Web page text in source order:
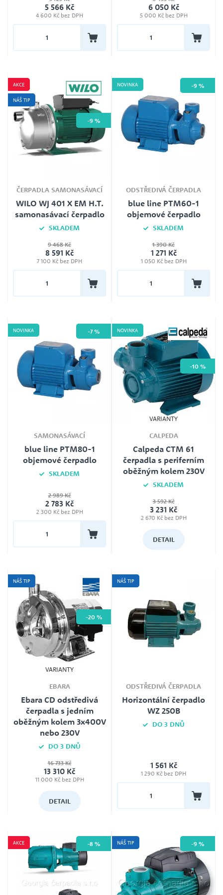
5 566 Kč
4 600 Kč bez DPH
Jmenovité napětí
400V
6 050 Kč
5 000 Kč bez DPH
AKCE
NÁŠ TIP
-9 %
ČERPADLA SAMONASÁVACÍ
WILO WJ 401 X EM H.T.
samonasávací čerpadlo
SKLADEM
9 468 Kč
8 591 Kč
7 100 Kč bez DPH
NOVINKA -9 %
ODSTŘEDIVÁ ČERPADLA
blue line PTM60-1
objemové čerpadlo
SKLADEM
Délka kabelu
1,0m
1 390 Kč
1 271 Kč
1 050 Kč bez DPH
NOVINKA -7 %
SAMONASÁVACÍ
blue line PTM80-1
objemové čerpadlo
SKLADEM
Jmenovité napětí
230V
Záruka
2 989 Kč
2 783 Kč
2 300 Kč bez DPH
NOVINKA
-10 %
VARIANTY
CALPEDA
Calpeda CTM 61
čerpadla s periferním
oběžným kolem 230V
SKLADEM
Typ
Calpeda CT 61 400V 0.33kW,
Calpeda CTM 61 230V 0.33kW
3 592 Kč
3 231 Kč
2 670 Kč bez DPH
DETAIL
NÁŠ TIP
-20 %
VARIANTY
EBARA
Ebara CD odstředivá
čerpadla s jedním
oběžným kolem 3x400V
nebo 230V
DO 3 DNŮ
16 733 Kč
13 310 Kč
11 000 Kč bez DPH
DETAIL
NÁŠ TIP
ODSTŘEDIVÁ ČERPADLA
Horizontální čerpadlo
WZ 250B
DO 3 DNŮ
Záruka
24
1 561 Kč
1 290 Kč bez DPH
AKCE -8 % NÁŠ TIP -9 %